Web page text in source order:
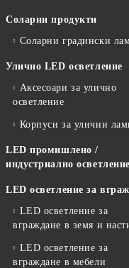
Соларни продукти
Соларни градински
Улично LED осветление
Аксесоари за улично
осветление
Корпуси за улични
LED промишлено /
индустриално осветление
LED осветление за
LED осветление за
вграждане в земя и
LED осветление за
вграждане в мебели